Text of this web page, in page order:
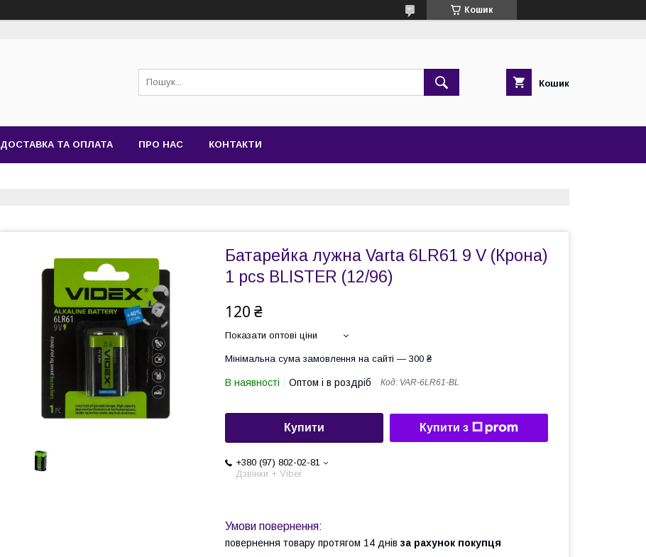
Кошик
Кошик
ДОСТАВКА ТА ОПЛАТА ПРО НАС КОНТАКТИ
Батарейка лужна Varta 6LR61 9 V (Крона)
1 pcs BLISTER (12/96)
120 ₴
Показати оптові ціни
Мінімальна сума замовлення на сайті — 300 ₴
В наявності Оптом і в роздріб Код: VAR-6LR61-BL
Купити Купити з
+380 (97) 802-02-81
Дзвінки + Viber
повернення товару протягом 14 днів за рахунок покупця